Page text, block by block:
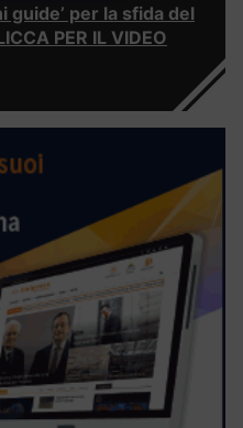
guide’ per la sfida del
PER IL VIDEO